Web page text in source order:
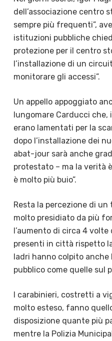
dell’associazione centro
sempre più frequenti”,
istituzioni pubbliche
protezione per il centro
l’installazione di un
monitorare gli accessi”.
Un appello appoggiato
lungomare Carducci che,
erano lamentati per la
dopo l’installazione dei
abat-jour sarà anche
protestato – ma la verità
è molto più buio”.
Resta la percezione di
molto presidiato da più
l’aumento di circa 4
presenti in città rispetto
ladri hanno colpito
pubblico come quelle sul
I carabinieri, costretti a
molto esteso, fanno
disposizione quante più
mentre la Polizia